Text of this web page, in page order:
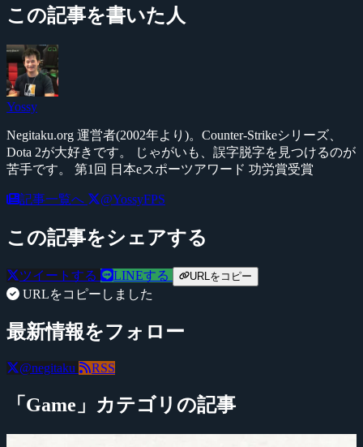
この記事を書いた人
Yossy
Negitaku.org 運営者(2002年より)。Counter-Strikeシリーズ、
Dota 2が大好きです。 じゃがいも、誤字脱字を見つけるのが
苦手です。 第1回 日本eスポーツアワード 功労賞受賞
記事一覧へ @YossyFPS
この記事をシェアする
ツイートする LINEする URLをコピー
URLをコピーしました
最新情報をフォロー
@negitaku RSS
「Game」カテゴリの記事